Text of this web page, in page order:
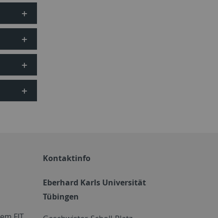
Kontaktinfo
Eberhard Karls Universität
Tübingen